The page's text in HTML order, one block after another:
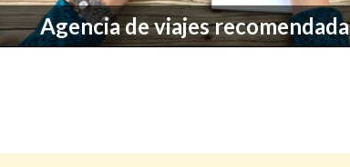
Agencia de viajes recomendada